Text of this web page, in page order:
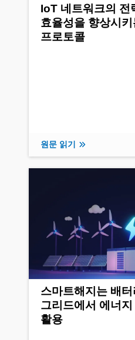
IoT 네트워크의 전
효율성을 향상시
프로토콜
원문 읽기
스마트해지는 배
그리드에서 에너
활용